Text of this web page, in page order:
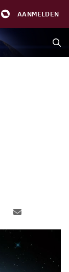
AANMELDEN